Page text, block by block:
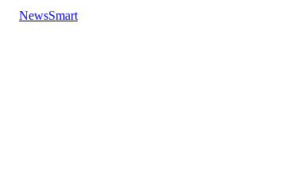
NewsSmart